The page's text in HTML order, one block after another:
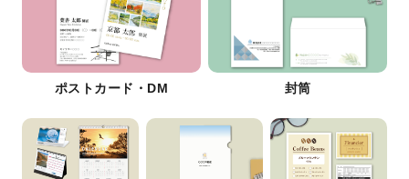
ポストカード・DM 封筒